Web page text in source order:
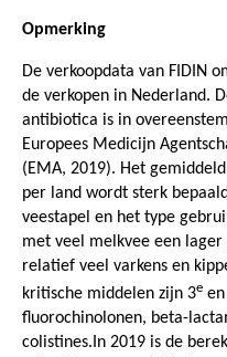
Opmerking
De verkoopdata van FIDIN
de verkopen in Nederland.
antibiotica is in
Europees Medicijn
(EMA, 2019). Het
per land wordt sterk
veestapel en het type
met veel melkvee een
relatief veel varkens en
kritische middelen zijn 3e
fluorochinolonen, beta-
colistines.In 2019 is de